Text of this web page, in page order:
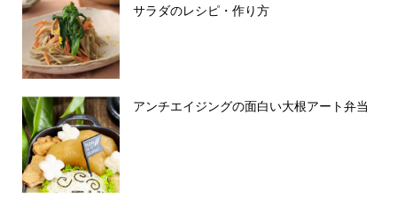
サラダのレシピ・作り方
アンチエイジングの面白い大根アート弁当